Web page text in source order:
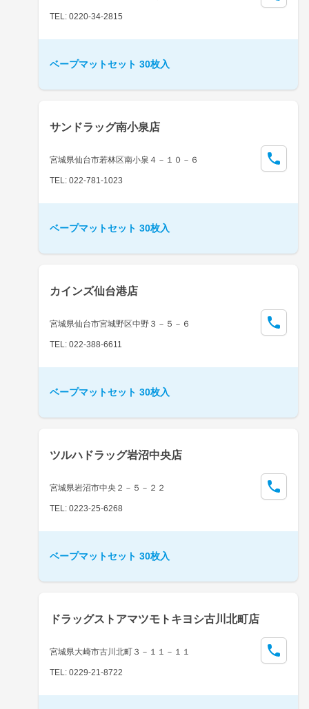
TEL: 0220-34-2815
ベープマットセット 30枚入
サンドラッグ南小泉店
宮城県仙台市若林区南小泉４－１０－６
TEL: 022-781-1023
ベープマットセット 30枚入
カインズ仙台港店
宮城県仙台市宮城野区中野３－５－６
TEL: 022-388-6611
ベープマットセット 30枚入
ツルハドラッグ岩沼中央店
宮城県岩沼市中央２－５－２２
TEL: 0223-25-6268
ベープマットセット 30枚入
ドラッグストアマツモトキヨシ古川北町店
宮城県大崎市古川北町３－１１－１１
TEL: 0229-21-8722